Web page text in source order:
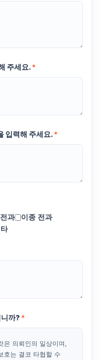
주세요.*
입력해 주세요.*
과
이종 전과
까? *
은 의뢰인의 일상이며,
호는 결코 타협할 수